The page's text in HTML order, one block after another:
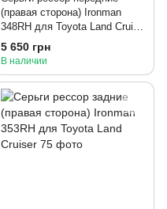
(правая сторона) Ironman
348RH для Toyota Land Cruiser
75
5 650 грн
В наличии